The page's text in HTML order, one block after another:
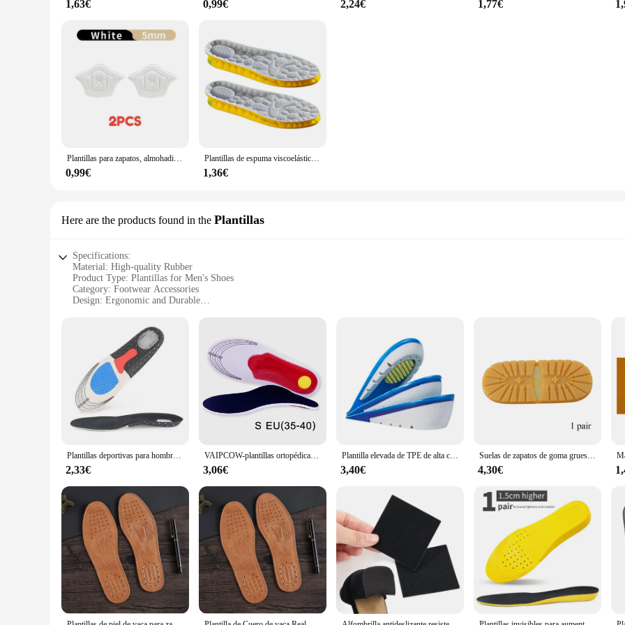
1,63€ 0,99€ 2,24€ 1,77€
Plantillas para zapatos, almohadillas para el talón, parche para zapatos deportivos, tamaño ajustable, Protector para los pies, pegatina trasera, 10 unidades por juego
0,99€
Plantillas de espuma viscoelástica de látex suave para hombre y mujer, almohadillas transpirables para zapatos, almohadilla ortopédica para el cuidado de los pies, 4 piezas
1,36€
Here are the products found in the Plantillas
Specifications:
Material: High-quality Rubber
Product Type: Plantillas for Men's Shoes
Category: Footwear Accessories
Design: Ergonomic and Durable
Parts and Accessories: Comes as a Set
**Unmatched Comfort and Durability**
Discover the perfect blend of comfort and durability with our suela zapato hombre Plantillas. Designed specifically for men's footwear,
long-lasting and resilient solution for your shoe needs. The ergonomic design conforms to the natural contours of your feet, providing
the urban jungle or embarking on a rugged outdoor adventure, these plantillas are engineered to withstand the rigors of daily wear.
**Versatile and Easy to Use**
Our suela zapato hombre Plantillas are not just about comfort; they are also about versatility. These plantillas are perfect for a wide range
footwear accessories. They are easy to install and can be used with a variety of shoes, from casual sneakers to dress shoes. The sets come
experience for both wholesalers and individual buyers.
Enhance your shoe's performance with our suela zapato hombre Plantillas. The anti-slip properties ensure that you maintain your grip on
soft and supportive underfoot experience. Whether you're walking, running, or engaging in sports activities, these plantillas will elevate
With these plantillas, you can enjoy the confidence that comes with knowing your footwear is optimized for peak performance.
Plantillas deportivas para hombre y mujer, suela ortopédica con absorción de impacto, desodorante, cojín transpirable para correr
2,33€
VAIPCOW-plantillas ortopédicas para zapatos, soporte para arco de pies planos, Unisex, EVA, almohadilla para zapatos deportivos, cojín de inserción
3,06€
Plantilla elevada de TPE de alta calidad para hombre y mujer, almohadilla de Gel de silicona para aumento de altura, tacón Invisible, suela elevadora de 1-3cm
3,40€
Suelas de zapatos de goma gruesas para hombres, zapatos de negocios de cuero, antideslizantes, resistentes al desgaste, reparación de suela de repuesto DIY, almohadilla de alfombrilla
4,30€